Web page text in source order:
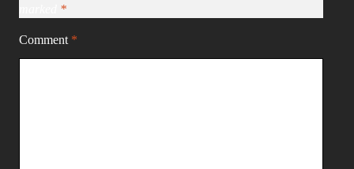
*
Comment *